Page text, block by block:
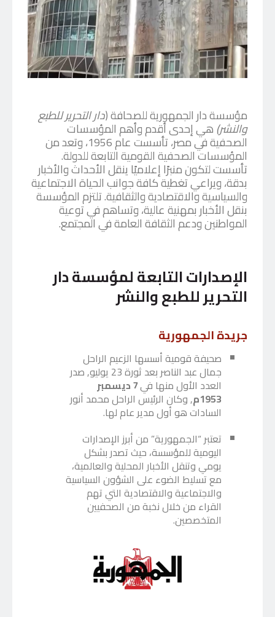
مؤسسة دار الجمهورية للصحافة (دار التحرير للطبع
والنشر) هي إحدى أقدم وأهم المؤسسات
الصحفية في مصر، تأسست عام 1956، وتعد من
المؤسسات الصحفية القومية التابعة للدولة.
تأسست لتكون منبرًا إعلاميًا ينقل الأحداث والأخبار
بدقة، ويراعي تغطية كافة جوانب الحياة الاجتماعية
والسياسية والاقتصادية والثقافية. تلتزم المؤسسة
بنقل الأخبار بمهنية عالية، وتساهم في توعية
المواطنين ودعم الثقافة العامة في المجتمع.
الإصدارات التابعة لمؤسسة دار
التحرير للطبع والنشر
جريدة الجمهورية
صحيفة قومية أسسها الزعيم الراحل
جمال عبد الناصر بعد ثورة 23 يوليو, صدر
العدد الأول منها في 7 ديسمبر
1953م , وكان الرئيس الراحل محمد أنور
السادات هو أول مدير عام لها.
تعتبر “الجمهورية” من أبرز الإصدارات
اليومية للمؤسسة، حيث تصدر بشكل
يومي وتنقل الأخبار المحلية والعالمية،
مع تسليط الضوء على الشؤون السياسية
والاجتماعية والاقتصادية التي تهم
القراء من خلال نخبة من الصحفيين
المتخصصين.